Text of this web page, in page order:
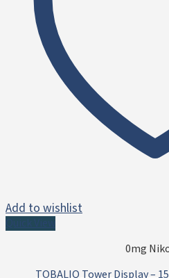
Add to wishlist
0mg
TOBALIQ Tower Display –